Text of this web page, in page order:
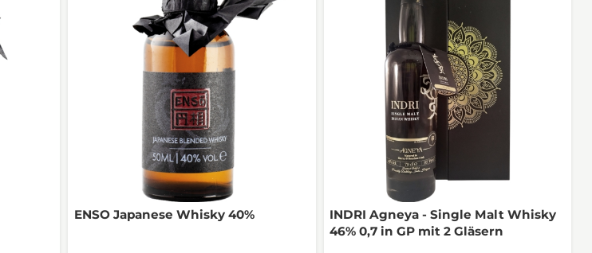
ENSO Japanese Whisky 40%
INDRI Agneya - Single Malt Whisky
46% 0,7 in GP mit 2 Gläsern